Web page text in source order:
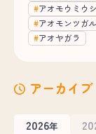
アオモウミウ
アオモンツガ
アオヤガラ
アーカイブ
2026年